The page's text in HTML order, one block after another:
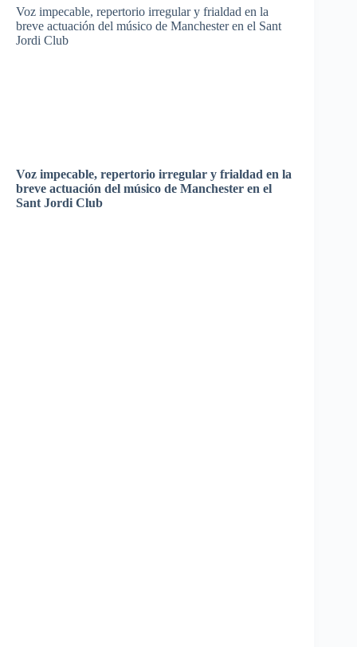
Voz impecable, repertorio irregular y frialdad en la
breve actuación del músico de Manchester en el Sant
Jordi Club
Voz impecable, repertorio irregular y frialdad en la
breve actuación del músico de Manchester en el
Sant Jordi Club